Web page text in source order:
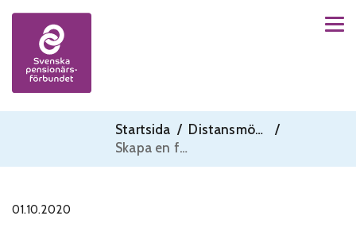
Skip to content
Startsida / Distansmöten
/
Skapa en förfrågan i Zoom-mötet
01.10.2020